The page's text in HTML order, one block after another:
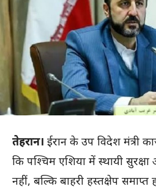
तेहरान। ईरान के उप विदेश मंत्री
कि पश्चिम एशिया में स्थायी
नहीं, बल्कि बाहरी हस्तक्षेप समाप्त